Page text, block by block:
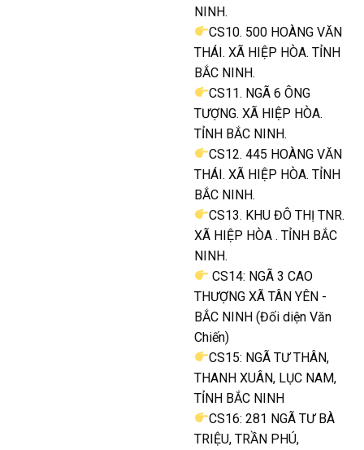
NINH.
CS10. 500 HOÀNG VĂN
THÁI. XÃ HIỆP HÒA. TỈNH
BẮC NINH.
CS11. NGÃ 6 ÔNG
TƯỢNG. XÃ HIỆP HÒA.
TỈNH BẮC NINH.
CS12. 445 HOÀNG VĂN
THÁI. XÃ HIỆP HÒA. TỈNH
BẮC NINH.
CS13. KHU ĐÔ THỊ TNR.
XÃ HIỆP HÒA . TỈNH BẮC
NINH.
CS14: NGÃ 3 CAO
THƯỢNG XÃ TÂN YÊN -
BẮC NINH (Đối diện Văn
Chiến)
CS15: NGÃ TƯ THÂN,
THANH XUÂN, LỤC NAM,
TỈNH BẮC NINH
CS16: 281 NGÃ TƯ BÀ
TRIỆU, TRẦN PHÚ,